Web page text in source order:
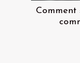
Comment